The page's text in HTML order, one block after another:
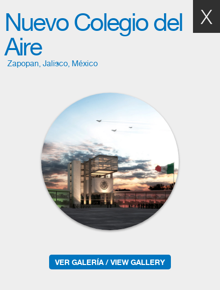
Nuevo Colegio del
Aire
Zapopan, Jalisco, México
VER GALERÍA / VIEW GALLERY
X